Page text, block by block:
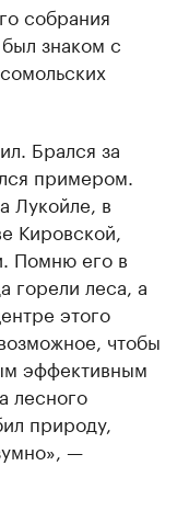
собрания
знаком с
Брался за
примером.
Лукойле, в
Кировской,
Помню его в
горели леса, а
этого
чтобы
эффективным
лесного
природу,
—